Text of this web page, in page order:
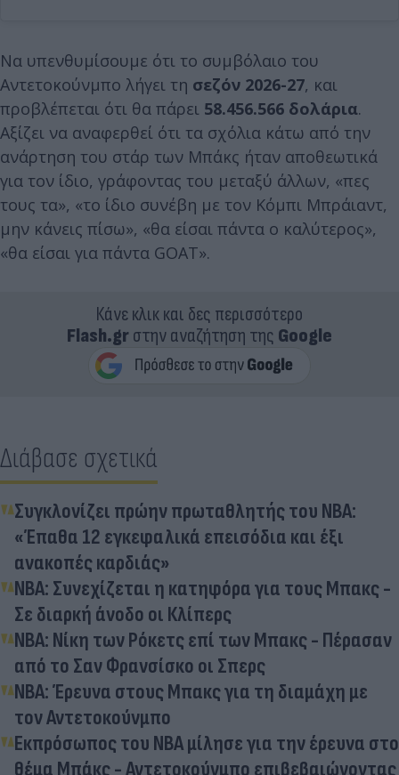
Να υπενθυμίσουμε ότι το συμβόλαιο του
Αντετοκούνμπο λήγει τη σεζόν 2026-27, και
προβλέπεται ότι θα πάρει 58.456.566 δολάρια.
Αξίζει να αναφερθεί ότι τα σχόλια κάτω από την
ανάρτηση του στάρ των Μπάκς ήταν αποθεωτικά
για τον ίδιο, γράφοντας του μεταξύ άλλων, «πες
τους τα», «το ίδιο συνέβη με τον Κόμπι Μπράιαντ,
μην κάνεις πίσω», «θα είσαι πάντα ο καλύτερος»,
«θα είσαι για πάντα GOAT».
Κάνε κλικ και δες περισσότερο
Flash.grστην αναζήτηση της Google
Διάβασε σχετικά
Συγκλονίζει πρώην πρωταθλητής του NBA:
«Έπαθα 12 εγκεφαλικά επεισόδια και έξι
ανακοπές καρδιάς»
NBA: Συνεχίζεται η κατηφόρα για τους Μπακς -
Σε διαρκή άνοδο οι Κλίπερς
NBA: Νίκη των Ρόκετς επί των Μπακς - Πέρασαν
από το Σαν Φρανσίσκο οι Σπερς
NBA: Έρευνα στους Μπακς για τη διαμάχη με
τον Αντετοκούνμπο
Εκπρόσωπος του ΝΒΑ μίλησε για την έρευνα στο
θέμα Μπάκς - Αντετοκούνμπο επιβεβαιώνοντας